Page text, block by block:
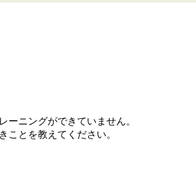
ーニングができていません。
ことを教えてください。